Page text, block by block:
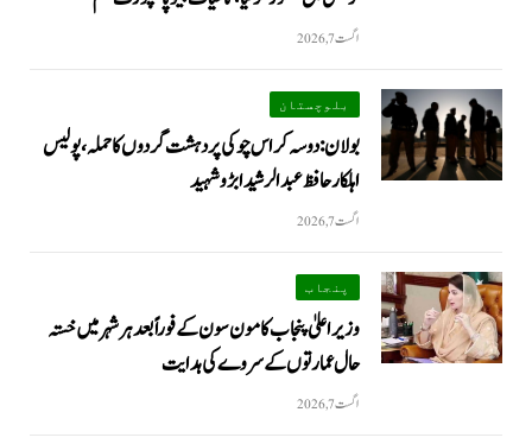
اگست 7, 2026
بلوچستان
بولان: دوسہ کراس چوکی پر دہشت گردوں کا حملہ، پولیس
اہلکار حافظ عبدالرشید ابڑو شہید
اگست 7, 2026
پنجاب
وزیراعلیٰ پنجاب کا مون سون کے فوراً بعد ہر شہر میں خستہ
حال عمارتوں کے سروے کی ہدایت
اگست 7, 2026